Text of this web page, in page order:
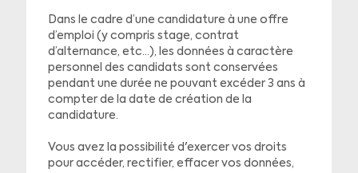
Dans le cadre d’une candidature à une offre
d’emploi (y compris stage, contrat
d’alternance, etc…), les données à caractère
personnel des candidats sont conservées
pendant une durée ne pouvant excéder 3 ans à
compter de la date de création de la
candidature.
Vous avez la possibilité d'exercer vos droits
pour accéder, rectifier, effacer vos données,